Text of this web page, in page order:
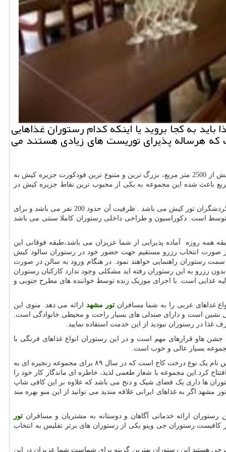
به كجا بروید یا اینكه كدام رستوران غذاهایی
كه هرساله پذیرای توریست های زیادی هستند می
معرفی رستوران : فودکورت دامون واقع در طبقه دوم مرکز خرید دامون متشکل از 12 غرفه گوناگون و در فضایی به مساحت بیش از 2500 متر مربع، بزرگ ترین و متنوع ترین فودکورت جزیره کیش به
بر تنوع و کیفیت بالای محصولات، تراس اختصاصی فودکورت با آمبیانس خاص و فضای سبز بی نظیر در مساحت بیش از 900 متر مربع باعث شده این مجموعه به یکی از محبوب ترین نقاط جزیره کیش در
رستوران پوریا یکی از رستوران های سنتی جزیره زیبا ی کیش می باشد که در طول سال پذیرای تعداد زیادی از گردشگران تور کیش می باشد . ظرفیت آن حدود 200 نفر می باشد و برای
متوسط است. دکوراسیون و طراحی داخلی رستوران کاملا سنتی می باشد
روزه آماده پذیرایی از شما عزیزان می باشد،طبقه فوقانی این
صورت انتخاب رزرو مستقیم جهت حضور خود در رستوران سالود کیش
رستوران راهنمایی خواهند نمود. در هنگام ورود به سالن در صورت
رزرو به این رستوران رفته اید مشکلی وجود ندارد کارکنان رستوران
غذایی است. با اجرای موزیک زنده توسط خواننده های مطرح جنوبی و
غذاهای عربی را به شما مسافرانتور مشهد ارائه می دهد. منوی این
نشین است و دارای صندلی های بسیار راحت و محیطی خانوادگی است.
در رستوران نبودید از این خدمت استفاده نمایید.
جشن هاو قرارهای مهم است و در این رستوران انواع غذاهای فرنگی با
بسیار عالی و خوب است.
این مجموعه رستورانها در سه شعبه سازمان آب،شعبه 17 شهریور،شعبه رضا شهر مشغول به کار می باشد،سدروس نام یک نوع درخت کاج است که در سال ۸۹ برای مجموعه زنجیره ای به
رستوران های سدروس انتخاب شد که اکنون بعد از گذشت چند سال به درختی تنومند مبدل شده است که چهارمین شعبه خود را در ۹۴/۰۶/۰۷ افتتاح کرد.این مجموعه با شعار طعمی لذیذ، خاطره ای ماندگار کار خود را
ها داری یک فضای شیک و دنج می باشد که علاوه بر این کافی شاپ
اگر به غذاهای ایرانی علاقه مندید می توانید از این منو بهره مند
ارائه خدماتی آگاهان و دوستانه به مشتریان و مسافران تور
جی وینو یکی از رستوران های برتر تفلیس به انتخاب
هستید این رستوران بهترین گزینه برای شماست.شما عزیزان در این